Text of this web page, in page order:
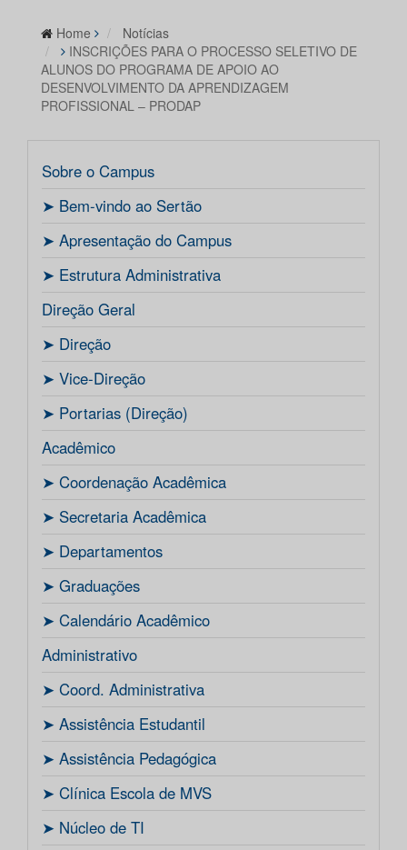
Home
Notícias
INSCRIÇÕES PARA O PROCESSO SELETIVO DE
ALUNOS DO PROGRAMA DE APOIO AO
DESENVOLVIMENTO DA APRENDIZAGEM
PROFISSIONAL – PRODAP
Sobre o Campus
ㅤ➤ Bem-vindo ao Sertão
ㅤ➤ Apresentação do Campus
ㅤ➤ Estrutura Administrativa
Direção Geral
ㅤ➤ Direção
ㅤ➤ Vice-Direção
ㅤ➤ Portarias (Direção)
Acadêmico
ㅤ➤ Coordenação Acadêmica
ㅤㅤ➤ Secretaria Acadêmica
ㅤ➤ Departamentos
ㅤ➤ Graduações
ㅤ➤ Calendário Acadêmico
Administrativo
ㅤ➤ Coord. Administrativa
ㅤ➤ Assistência Estudantil
ㅤ➤ Assistência Pedagógica
ㅤ➤ Clínica Escola de MVS
ㅤ➤ Núcleo de TI